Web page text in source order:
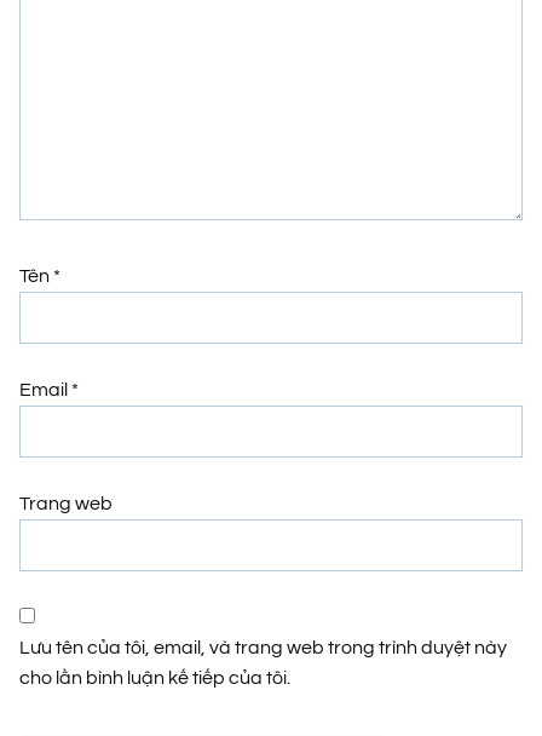
Tên *
Email *
Trang web
Lưu tên của tôi, email, và trang web trong trình duyệt này
cho lần bình luận kế tiếp của tôi.